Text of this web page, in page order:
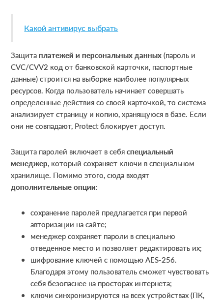
Какой антивирус выбрать
Защитаплатежей и персональных данных(пароль и
CVC/CVV2 код от банковской карточки, паспортные
данные) строится на выборке наиболее популярных
ресурсов. Когда пользователь начинает совершать
определенные действия со своей карточкой, то система
анализирует страницу и копию, хранящуюся в базе. Если
они не совпадают, Protect блокирует доступ.
Защита паролей включает в себяспециальный
менеджер, который сохраняет ключи в специальном
хранилище. Помимо этого, сюда входят
дополнительные опции:
сохранение паролей предлагается при первой
авторизации на сайте;
менеджер сохраняет пароли в специально
отведенное место и позволяет редактировать их;
шифрование ключей с помощью AES-256.
Благодаря этому пользователь сможет чувствовать
себя безопаснее на просторах интернета;
ключи синхронизируются на всех устройствах (ПК,